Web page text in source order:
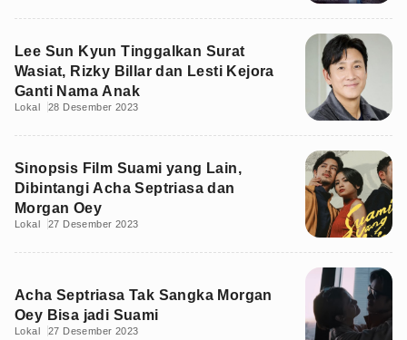
Lee Sun Kyun Tinggalkan Surat
Wasiat, Rizky Billar dan Lesti Kejora
Ganti Nama Anak
Lokal 28 Desember 2023
Sinopsis Film Suami yang Lain,
Dibintangi Acha Septriasa dan
Morgan Oey
Lokal 27 Desember 2023
Acha Septriasa Tak Sangka Morgan
Oey Bisa jadi Suami
Lokal 27 Desember 2023